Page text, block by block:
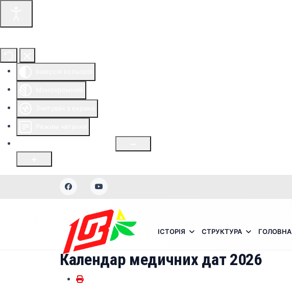
ІСТОРІЯ СТРУКТУРА ГОЛОВНА
Календар медичних дат 2026